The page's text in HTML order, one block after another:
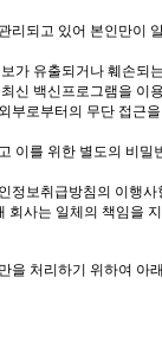
되고 있어 본인만이
가 유출되거나 훼손되
신 백신프로그램을
부로부터의 무단 접근
이를 위한 별도의 비
정보취급방침의 이행
회사는 일체의 책임을
을 처리하기 위하여